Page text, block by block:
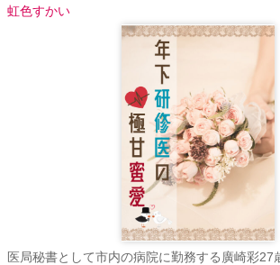
虹色すかい
医局秘書として市内の病院に勤務する廣崎彩27